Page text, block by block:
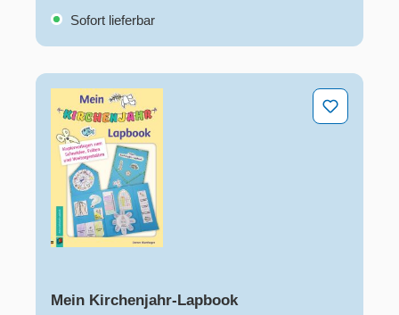
Sofort lieferbar
Mein Kirchenjahr-Lapbook
Mein Kirchenjahr-Lapbook